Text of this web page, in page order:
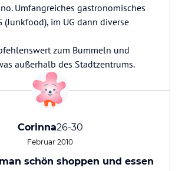
Umfangreiches gastronomisches
(Junkfood), im UG dann diverse
zum Bummeln und
außerhalb des Stadtzentrums.
Corinna26-30
Februar 2010
schön shoppen und essen